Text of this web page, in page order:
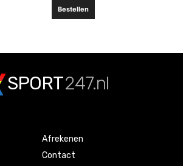
Bestellen
SPORT247.nl
Afrekenen
Contact